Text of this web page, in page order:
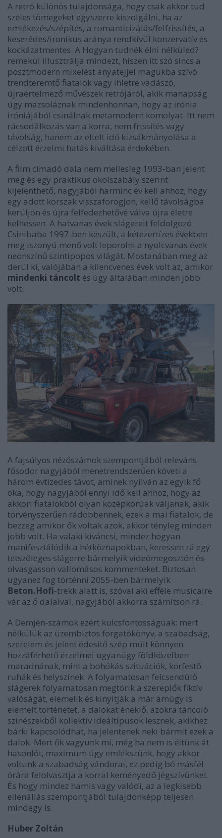
A retró különös tulajdonsága, hogy csak akkor tud
széles tömegeket egyszerre kiszolgálni, ha az
emlékezés/szépítés, a romanticizálás/felfrissítés, a
keserédes/ironikus aránya rendkívül konzervatív és
kockázatmentes. A Hogyan tudnék élni nélküled?
remekül illusztrálja mindezt, hiszen itt szó sincs a
posztmodern mixelést anyatejjel magukba szívó
trendteremtő fiatalok vagy ihletre vadászó,
újraértelmező művészek retrójáról, akik manapság
úgy mazsoláznak mindenhonnan, hogy az irónia
iróniájából csinálnak metamodern komolyat. Itt nem
rácsodálkozás van a korra, nem frissítés vagy
távolság, hanem az eltelt idő kizsákmányolása a
célzott érzelmi hatás kiváltása érdekében.
A film címadó dala nem mellesleg 1993-ban jelent
meg és egy praktikus ökölszabály szerint
kijelenthető, nagyjából harminc év kell ahhoz, hogy
egy adott korszak visszaforogjon, kellő távolságba
kerüljön és újra felfedezhetővé válva újra életre
kelhessen. A hatvanas évek slágereit feldolgozó
Csinibaba 1997-ben készült, a kétezertízes években
meg iszonyú menő volt leporolni a nyolcvanas évek
neonszínű szintipopos világát. Mostanában meg az
derül ki, valójában a kilencvenes évek volt az, amikor
mindenki táncolt és úgy általában minden jobb
volt.
A fajsúlyos nézőszámok szempontjából releváns
fősodor nagyjából menetrendszerűen követi a
három évtizedes távot, aminek nyilván az egyik fő
oka, hogy nagyjából ennyi idő kell ahhoz, hogy az
akkori fiatalokból olyan középkorúak váljanak, akik
törvényszerűen rádöbbennek, ezek a mai fiatalok, de
bezzeg amikor ők voltak azok, akkor tényleg minden
jobb volt. Ha valaki kíváncsi, mindez hogyan
manifesztálódik a hétköznapokban, keressen rá egy
tetszőleges slágerre bármelyik videómegosztón és
olvasgasson vallomásos kommenteket. Biztosan
ugyanez fog történni 2055-ben bármelyik
Beton.Hofi-trekk alatt is, szóval aki efféle musicalre
vár az ő dalaival, nagyjából akkorra számítson rá.
A Demjén-számok ezért kulcsfontosságúak: mert
nélkülük az üzembiztos forgatókönyv, a szabadság,
szerelem és jelent édesítő szép múlt könnyen
hozzáférhető érzelmei ugyanúgy földközelben
maradnának, mint a bohókás szituációk, korfestő
ruhák és helyszínek. A folyamatosan felcsendülő
slágerek folyamatosan megtörik a szereplők fiktív
valóságát, elemelik és kinyitják a már amúgy is
elemelt történetet, a dalokat éneklő, azokra táncoló
színészekből kollektív ideáltípusok lesznek, akikhez
bárki kapcsolódhat, ha jelentenek neki bármit ezek a
dalok. Mert ők vagyunk mi, még ha nem is éltünk át
hasonlót, maximum úgy emlékszünk, hogy akkor
voltunk a szabadság vándorai, ez pedig bő másfél
órára felolvasztja a korral keményedő jégszívünket.
És hogy mindez hamis vagy valódi, az a legkisebb
ellenállás szempontjából tulajdonképp teljesen
mindegy is.
Huber Zoltán